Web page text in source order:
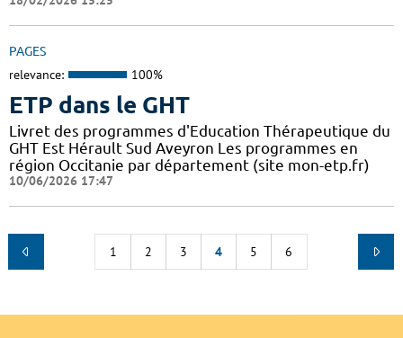
PAGES
relevance: 100%
ETP dans le GHT
Livret des programmes d'Education Thérapeutique du
GHT Est Hérault Sud Aveyron Les programmes en
région Occitanie par département (site mon-etp.fr)
10/06/2026 17:47
1 2 3 4 5 6